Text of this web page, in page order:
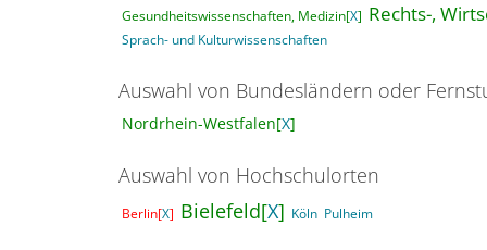
Gesundheitswissenschaften, Medizin[X] Rechts-,
Sprach- und Kulturwissenschaften
Auswahl von Bundesländern oder
Nordrhein-Westfalen[X]
Auswahl von Hochschulorten
Berlin[X] Bielefeld[X] Köln Pulheim